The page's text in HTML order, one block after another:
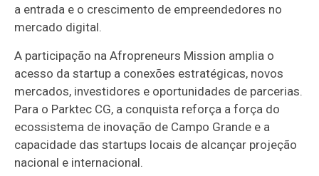
a entrada e o crescimento de empreendedores no
mercado digital.
A participação na Afropreneurs Mission amplia o
acesso da startup a conexões estratégicas, novos
mercados, investidores e oportunidades de parcerias.
Para o Parktec CG, a conquista reforça a força do
ecossistema de inovação de Campo Grande e a
capacidade das startups locais de alcançar projeção
nacional e internacional.